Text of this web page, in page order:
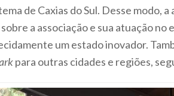
de Caxias do Sul. Desse modo,
a associação e sua atuação
um estado inovador.
para outras cidades e regiões,